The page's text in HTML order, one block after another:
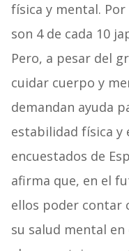
física y mental.
son 4 de cada 10
Pero, a pesar del
cuidar cuerpo y
demandan ayuda
estabilidad física y
encuestados de
afirma que, en el
ellos poder contar
su salud mental